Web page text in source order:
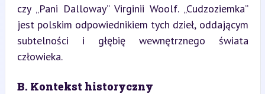
czy „Pani Dalloway” Virginii Woolf. „Cudzoziemka”
jest polskim odpowiednikiem tych dzieł, oddającym
subtelności i głębię wewnętrznego świata
człowieka.
B. Kontekst historyczny